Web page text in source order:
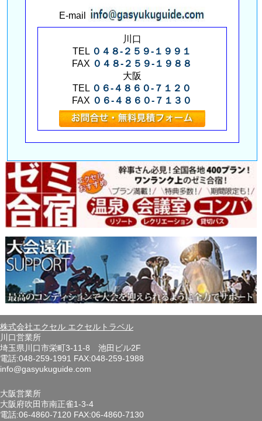
E-mail
川口
TEL ０４８-２５９-１９９１
FAX ０４８-２５９-１９８８
大阪
TEL ０６-４８６０-７１２０
FAX ０６-４８６０-７１３０
株式会社エクセル エクセルトラベル
川口営業所
埼玉県川口市栄町3-11-8 池田ビル2F
電話:048-259-1991 FAX:048-259-1988
info@gasyukuguide.com
大阪営業所
大阪府吹田市南正雀1-3-4
電話:06-4860-7120 FAX:06-4860-7130